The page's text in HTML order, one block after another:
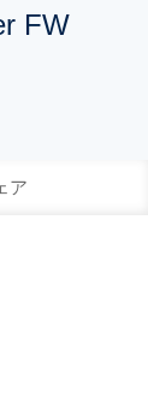
FW
ア